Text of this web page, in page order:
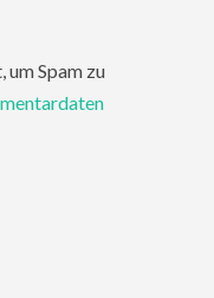
Spam zu